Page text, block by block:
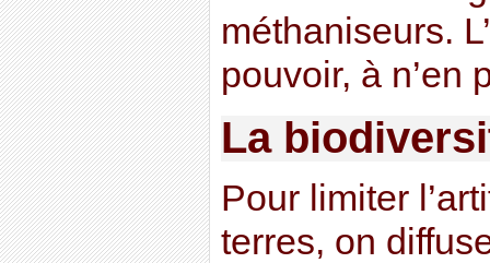
méthaniseurs.
pouvoir, à n’en
La
Pour limiter
terres, on